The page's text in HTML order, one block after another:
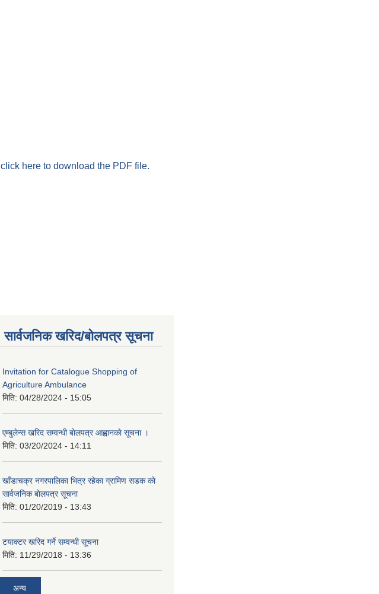
click here to download the PDF file.
सार्वजनिक खरिद/बोलपत्र सूचना
Invitation for Catalogue Shopping of
Agriculture Ambulance
मिति: 04/28/2024 - 15:05
एम्बुलेन्स खरिद सम्वन्धी बाेलपत्र आह्वानकाे सूचना ।
मिति: 03/20/2024 - 14:11
खाँडाचक्र नगरपालिका भित्र रहेका ग्रामिण सडक काे
सार्वजनिक बाेलपत्र सूचना
मिति: 01/20/2019 - 13:43
टयाक्टर खरिद गर्ने सम्वन्धी सूचना
मिति: 11/29/2018 - 13:36
अन्य